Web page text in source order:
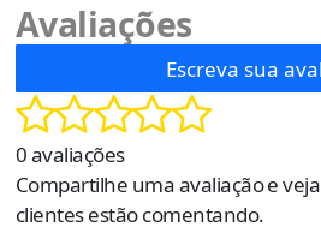
Avaliações
Escreva sua
0 avaliações
Compartilhe uma avaliação e
clientes estão comentando.